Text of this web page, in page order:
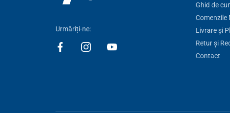
Urmăriți-ne:
Ghid de
Comenzile
Livrare și
Retur și
Contact